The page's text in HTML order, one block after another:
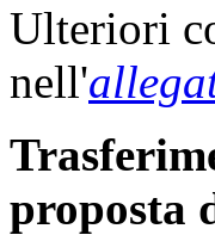
Ulteriori
nell'
proposta